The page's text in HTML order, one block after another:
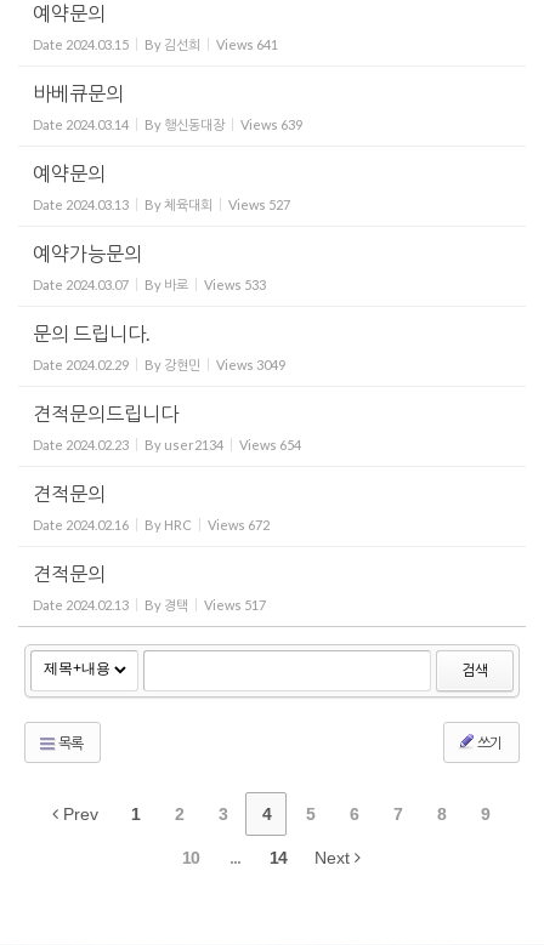
예약문의
Date 2024.03.15 By 김선희 Views 641
바베큐문의
Date 2024.03.14 By 행신동대장 Views 639
예약문의
Date 2024.03.13 By 체육대회 Views 527
예약가능문의
Date 2024.03.07 By 바로 Views 533
문의 드립니다.
Date 2024.02.29 By 강현민 Views 3049
견적문의드립니다
Date 2024.02.23 By user2134 Views 654
견적문의
Date 2024.02.16 By HRC Views 672
견적문의
Date 2024.02.13 By 경택 Views 517
검색
목록 쓰기
Prev 1 2 3 4 5 6 7 8 9
10 ... 14 Next